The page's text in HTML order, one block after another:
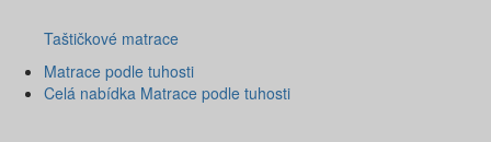
Taštičkové matrace
Matrace podle tuhosti
Celá nabídka Matrace podle tuhosti